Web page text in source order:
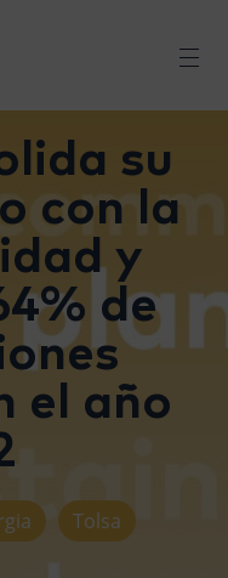
su
con la
y
de
el año
Tolsa